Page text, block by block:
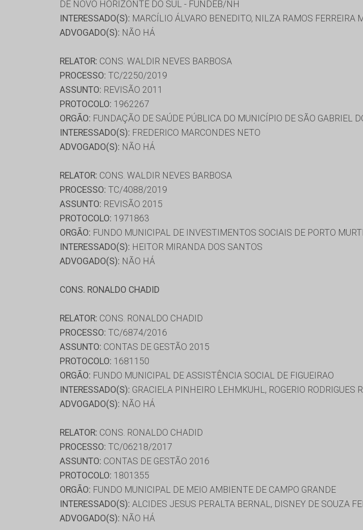
DE NOVO HORIZONTE DO SUL - FUNDEB/NH
INTERESSADO(S): MARCÍLIO ÁLVARO BENEDITO, NILZA RAMOS FERREIRA
ADVOGADO(S): NÃO HÁ
RELATOR: CONS. WALDIR NEVES BARBOSA
PROCESSO: TC/2250/2019
ASSUNTO: REVISÃO 2011
PROTOCOLO: 1962267
ORGÃO: FUNDAÇÃO DE SAÚDE PÚBLICA DO MUNICÍPIO DE SÃO GABRIEL
INTERESSADO(S): FREDERICO MARCONDES NETO
ADVOGADO(S): NÃO HÁ
RELATOR: CONS. WALDIR NEVES BARBOSA
PROCESSO: TC/4088/2019
ASSUNTO: REVISÃO 2015
PROTOCOLO: 1971863
ORGÃO: FUNDO MUNICIPAL DE INVESTIMENTOS SOCIAIS DE PORTO
INTERESSADO(S): HEITOR MIRANDA DOS SANTOS
ADVOGADO(S): NÃO HÁ
CONS. RONALDO CHADID
RELATOR: CONS. RONALDO CHADID
PROCESSO: TC/6874/2016
ASSUNTO: CONTAS DE GESTÃO 2015
PROTOCOLO: 1681150
ORGÃO: FUNDO MUNICIPAL DE ASSISTÊNCIA SOCIAL DE FIGUEIRAO
INTERESSADO(S): GRACIELA PINHEIRO LEHMKUHL, ROGERIO RODRIGUES
ADVOGADO(S): NÃO HÁ
RELATOR: CONS. RONALDO CHADID
PROCESSO: TC/06218/2017
ASSUNTO: CONTAS DE GESTÃO 2016
PROTOCOLO: 1801355
ORGÃO: FUNDO MUNICIPAL DE MEIO AMBIENTE DE CAMPO GRANDE
INTERESSADO(S): ALCIDES JESUS PERALTA BERNAL, DISNEY DE SOUZA
ADVOGADO(S): NÃO HÁ